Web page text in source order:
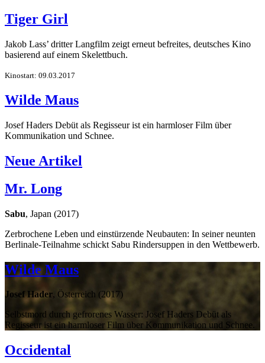
Tiger Girl
Jakob Lass’ dritter Langfilm zeigt erneut befreites, deutsches Kino
basierend auf einem Skelettbuch.
Kinostart: 09.03.2017
Wilde Maus
Josef Haders Debüt als Regisseur ist ein harmloser Film über
Kommunikation und Schnee.
Neue Artikel
Mr. Long
Sabu, Japan (2017)
Zerbrochene Leben und einstürzende Neubauten: In seiner neunten
Berlinale-Teilnahme schickt Sabu Rindersuppen in den Wettbewerb.
Wilde Maus
Josef Hader, Österreich (2017)
Selbstmord durch gefrorenes Wasser: Josef Haders Debüt als
Regisseur ist ein harmloser Film über Kommunikation und Schnee.
Occidental